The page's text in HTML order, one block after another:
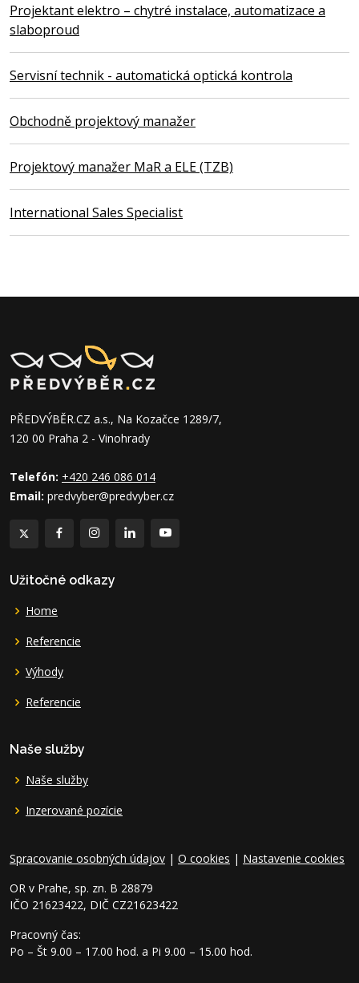
Projektant elektro – chytré instalace, automatizace a
slaboproud
Servisní technik - automatická optická kontrola
Obchodně projektový manažer
Projektový manažer MaR a ELE (TZB)
International Sales Specialist
PŘEDVÝBĚR.CZ a.s., Na Kozačce 1289/7,
120 00 Praha 2 - Vinohrady
Telefón: +420 246 086 014
Email: predvyber@predvyber.cz
Užitočné odkazy
Home
Referencie
Výhody
Referencie
Naše služby
Naše služby
Inzerované pozície
Spracovanie osobných údajov | O cookies | Nastavenie cookies
OR v Prahe, sp. zn. B 28879
IČO 21623422, DIČ CZ21623422
Pracovný čas:
Po – Št 9.00 – 17.00 hod. a Pi 9.00 – 15.00 hod.